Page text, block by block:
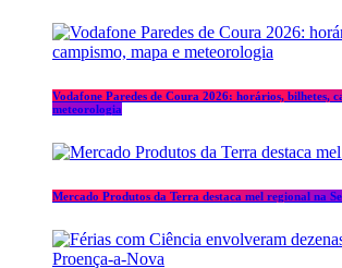
Vodafone Paredes de Coura 2026: horários, bilhetes,
meteorologia
Mercado Produtos da Terra destaca mel regional na